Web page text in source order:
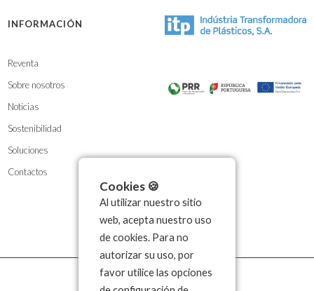
Cookies 🍪
Al utilizar nuestro sitio
web, acepta nuestro uso
de cookies. Para no
autorizar su uso, por
favor utilice las opciones
INFORMACIÓN
Reventa
Sobre nosotros
Noticias
Sostenibilidad
Soluciones
Contactos